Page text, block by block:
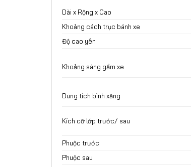
Dài x Rộng x Cao
Khoảng cách trục bánh xe
Độ cao yên
Khoảng sáng gầm xe
Dung tích bình xăng
Kích cỡ lớp trước/ sau
Phuộc trước
Phuộc sau